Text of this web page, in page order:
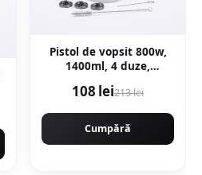
Pistol de vopsit 800w,
1400ml, 4 duze,
putere variabila
108 lei213 lei
Cumpără